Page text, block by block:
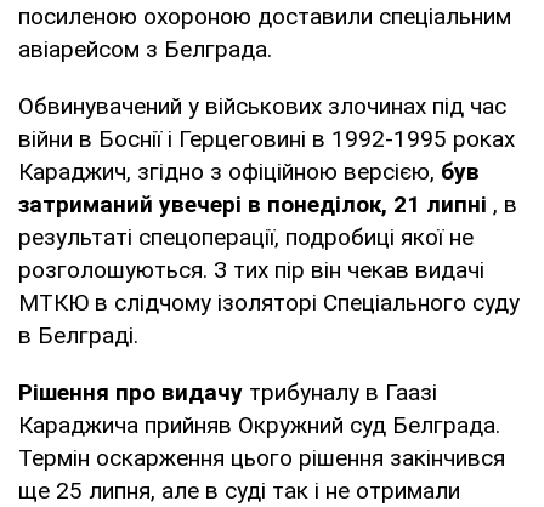
посиленою охороною доставили спеціальним
авіарейсом з Белграда.
Обвинувачений у військових злочинах під час
війни в Боснії і Герцеговині в 1992-1995 роках
Караджич, згідно з офіційною версією, був
затриманий увечері в понеділок, 21 липні , в
результаті спецоперації, подробиці якої не
розголошуються. З тих пір він чекав видачі
МТКЮ в слідчому ізоляторі Спеціального суду
в Белграді.
Рішення про видачу трибуналу в Гаазі
Караджича прийняв Окружний суд Белграда.
Термін оскарження цього рішення закінчився
ще 25 липня, але в суді так і не отримали